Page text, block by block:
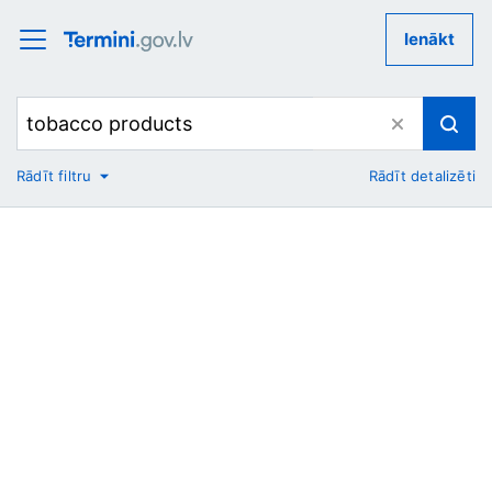
Ienākt
No
Rādīt filtru Rādīt detalizēti